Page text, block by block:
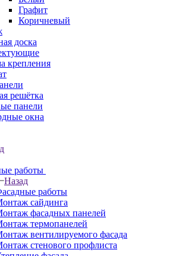
Графит
Коричневый
доска
крепления
решётка
панели
окна
работы
Назад
работы
сайдинга
фасадных панелей
термопанелей
вентилируемого фасада
стенового профлиста